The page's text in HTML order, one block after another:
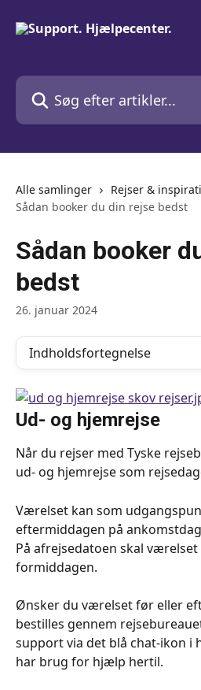
Søg efter artikler...
Alle samlinger
Rejser &
Sådan booker du din rejse bedst
Sådan booker
bedst
26. januar 2024
Indholdsfortegnelse
Ud- og hjemrejse
Når du rejser med Tyske
ud- og hjemrejse som
Værelset kan som
eftermiddagen på
På afrejsedatoen skal
formiddagen.
Ønsker du værelset før eller
bestilles gennem
support via det blå chat-ikon i
har brug for hjælp hertil.